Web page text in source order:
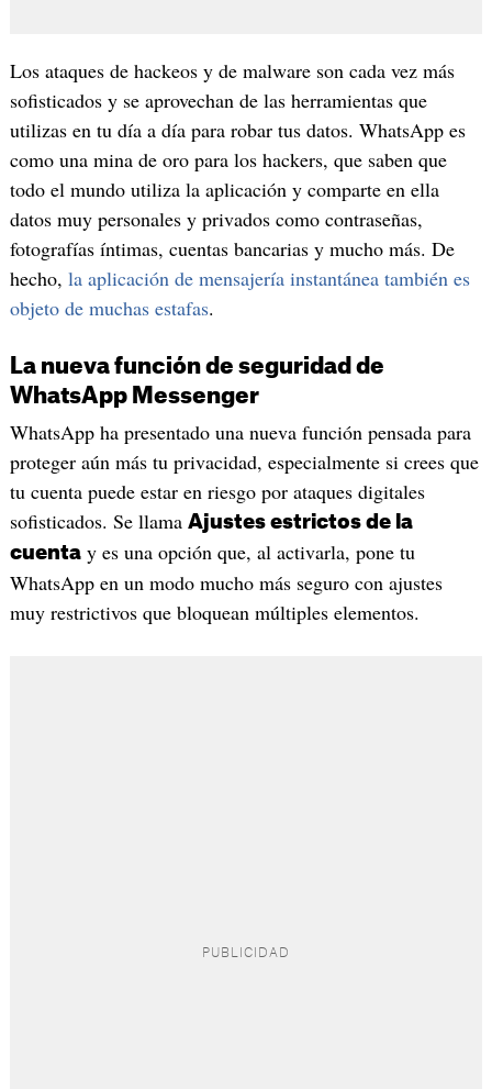
Los ataques de hackeos y de malware son cada vez más
sofisticados y se aprovechan de las herramientas que
utilizas en tu día a día para robar tus datos. WhatsApp es
como una mina de oro para los hackers, que saben que
todo el mundo utiliza la aplicación y comparte en ella
datos muy personales y privados como contraseñas,
fotografías íntimas, cuentas bancarias y mucho más. De
hecho, la aplicación de mensajería instantánea también es
objeto de muchas estafas.
La nueva función de seguridad de
WhatsApp Messenger
WhatsApp ha presentado una nueva función pensada para
proteger aún más tu privacidad, especialmente si crees que
tu cuenta puede estar en riesgo por ataques digitales
sofisticados. Se llama Ajustes estrictos de la
cuentay es una opción que, al activarla, pone tu
WhatsApp en un modo mucho más seguro con ajustes
muy restrictivos que bloquean múltiples elementos.